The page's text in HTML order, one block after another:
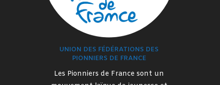
UNION DES FÉDÉRATIONS DES
PIONNIERS DE FRANCE
Les Pionniers de France sont un